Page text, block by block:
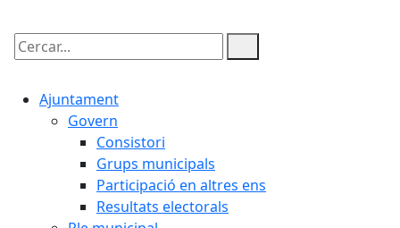
Cercar:
Ajuntament
Govern
Consistori
Grups municipals
Participació en altres ens
Resultats electorals